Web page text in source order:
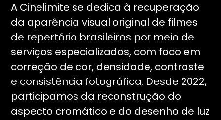
A Cinelimite se dedica à recuperação
da aparência visual original de filmes
de repertório brasileiros por meio de
serviços especializados, com foco em
correção de cor, densidade, contraste
e consistência fotográfica. Desde 2022,
participamos da reconstrução do
aspecto cromático e do desenho de luz